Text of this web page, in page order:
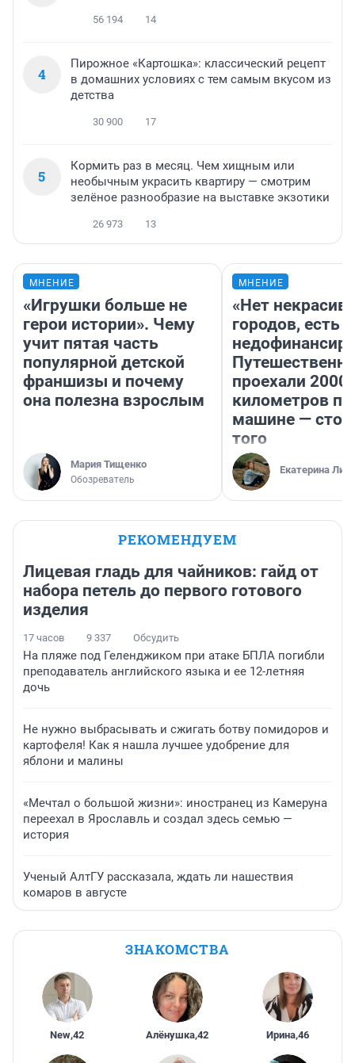
56 194 14
4
Пирожное «Картошка»: классический рецепт
в домашних условиях с тем самым вкусом из
детства
30 900 17
5
Кормить раз в месяц. Чем хищным или
необычным украсить квартиру — смотрим
зелёное разнообразие на выставке экзотики
26 973 13
МНЕНИЕ
«Игрушки больше не
герои истории». Чему
учит пятая часть
популярной детской
франшизы и почему
она полезна взрослым
Мария Тищенко
Обозреватель
МНЕНИЕ
«Нет
городов, есть
проехали 2000
километров по
машине —
того
Екатерина
РЕКОМЕНДУЕМ
Лицевая гладь для чайников: гайд от
набора петель до первого готового
изделия
17 часов 9 337 Обсудить
На пляже под Геленджиком при атаке БПЛА погибли
преподаватель английского языка и ее 12-летняя
дочь
Не нужно выбрасывать и сжигать ботву помидоров и
картофеля! Как я нашла лучшее удобрение для
яблони и малины
«Мечтал о большой жизни»: иностранец из Камеруна
переехал в Ярославль и создал здесь семью —
история
Ученый АлтГУ рассказала, ждать ли нашествия
комаров в августе
ЗНАКОМСТВА
New,42 Алёнушка,42 Ирина,46